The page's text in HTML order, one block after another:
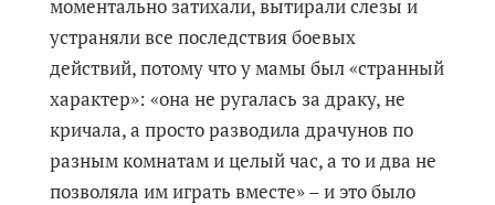
моментально затихали, вытирали слезы и
устраняли все последствия боевых
действий, потому что у мамы был «странный
характер»: «она не ругалась за драку, не
кричала, а просто разводила драчунов по
разным комнатам и целый час, а то и два не
позволяла им играть вместе» – и это было